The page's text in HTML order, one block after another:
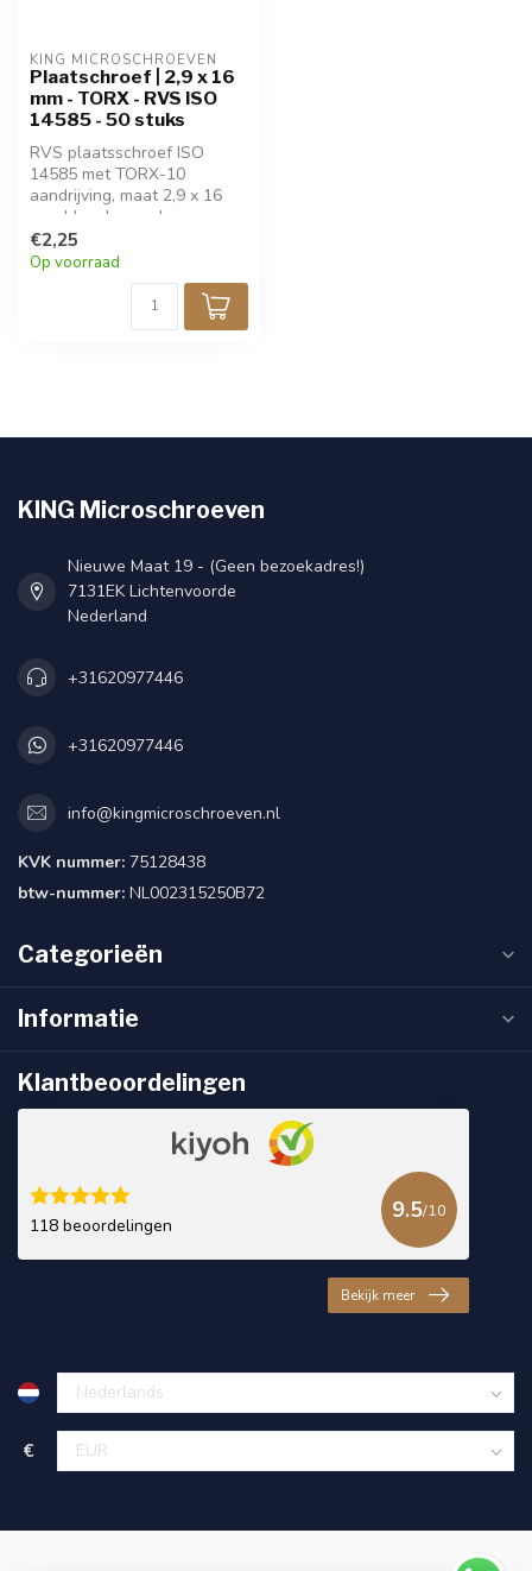
KING MICROSCHROEVEN
Plaatschroef | 2,9 x 16
mm - TORX - RVS ISO
14585 - 50 stuks
RVS plaatsschroef ISO
14585 met TORX-10
aandrijving, maat 2,9 x 16
mm. Ideaal voor dun
plaatmateriaal. Gemaakt van
roestvrij staal voor hoge
corrosiebestendigheid.
Verpakt per 50 stuks. Voor
precisiewerk en stevige
€2,25
Op voorraad
KING Microschroeven
Nieuwe Maat 19 - (Geen bezoekadres!)
7131EK Lichtenvoorde
Nederland
+31620977446
+31620977446
info@kingmicroschroeven.nl
KVK nummer: 75128438
btw-nummer: NL002315250B72
Categorieën
Informatie
Klantbeoordelingen
118 beoordelingen
9.5/10
Bekijk meer
€